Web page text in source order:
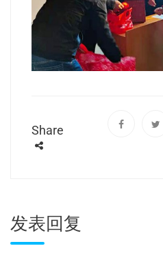
Share
发表回复